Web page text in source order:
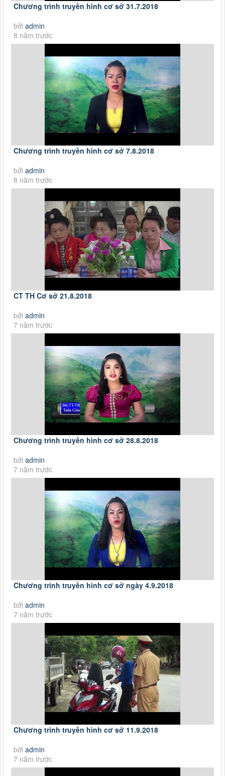
Chương trình truyền hình cơ sở 31.7.2018
bởi admin
8 năm trước
Chương trình truyền hình cơ sở 7.8.2018
bởi admin
8 năm trước
CT TH Cơ sở 21.8.2018
bởi admin
7 năm trước
Chương trình truyền hình cơ sở 28.8.2018
bởi admin
7 năm trước
Chương trình truyền hình cơ sở ngày 4.9.2018
bởi admin
7 năm trước
Chương trình truyền hình cơ sở 11.9.2018
bởi admin
7 năm trước